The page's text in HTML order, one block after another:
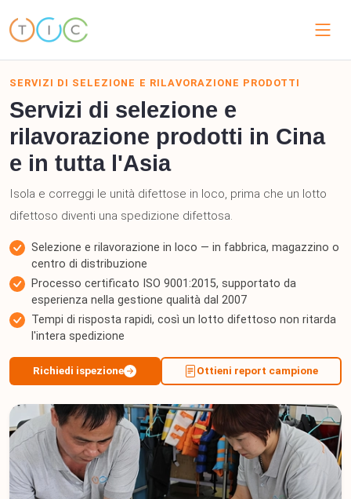
SERVIZI DI SELEZIONE E RILAVORAZIONE PRODOTTI
Servizi di selezione e
rilavorazione prodotti in Cina
e in tutta l'Asia
Isola e correggi le unità difettose in loco, prima che un lotto
difettoso diventi una spedizione difettosa.
Selezione e rilavorazione in loco — in fabbrica, magazzino o
centro di distribuzione
Processo certificato ISO 9001:2015, supportato da
esperienza nella gestione qualità dal 2007
Tempi di risposta rapidi, così un lotto difettoso non ritarda
l'intera spedizione
Richiedi ispezione Ottieni report campione